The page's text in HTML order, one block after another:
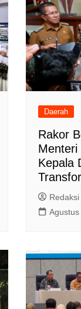
Daerah
Rakor
Menteri
Kepala